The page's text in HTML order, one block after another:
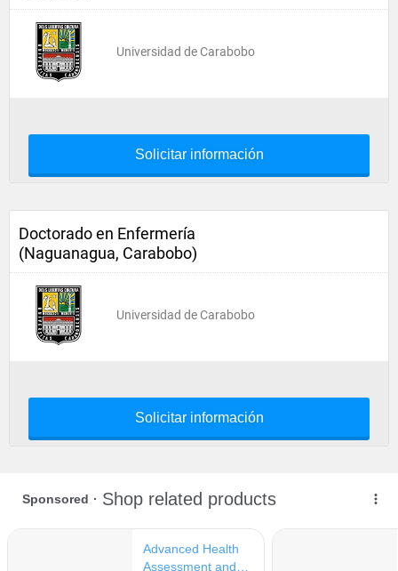
Universidad de Carabobo
Solicitar información
Doctorado en Enfermería
(Naguanagua, Carabobo)
Universidad de Carabobo
Solicitar información